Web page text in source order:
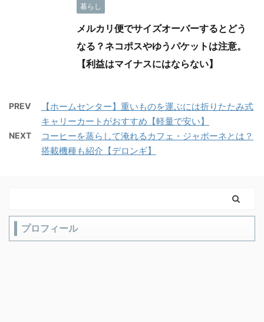
暮らし
メルカリ便でサイズオーバーするとどう
なる？ネコポスやゆうパケットは注意。
【ホームセンター】重いものを運ぶには折りたたみ式
キャリーカートがおすすめ【軽量で安い】
コーヒーを蒸らして淹れるカフェ・ジャポーネとは？